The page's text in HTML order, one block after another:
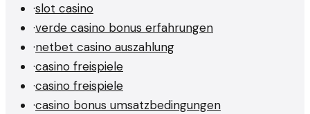
·slot casino
·verde casino bonus erfahrungen
·netbet casino auszahlung
·casino freispiele
·casino freispiele
·casino bonus umsatzbedingungen